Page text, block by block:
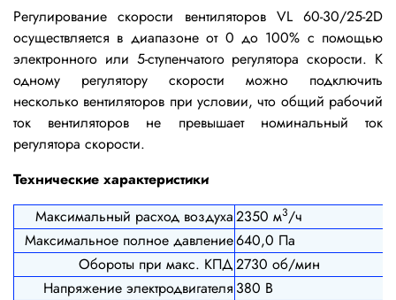
Регулирование скорости вентиляторов VL 60-30/25-2D
осуществляется в диапазоне от 0 до 100% с помощью
электронного или 5-ступенчатого регулятора скорости. К
одному регулятору скорости можно подключить
несколько вентиляторов при условии, что общий рабочий
ток вентиляторов не превышает номинальный ток
регулятора скорости.
Технические характеристики
Максимальный расход воздуха2350 м3/ч
Максимальное полное давление640,0 Па
Обороты при макс. КПД2730 об/мин
Напряжение электродвигателя 380 В